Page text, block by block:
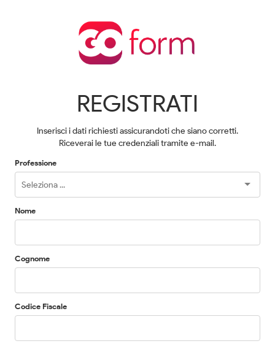
REGISTRATI
Inserisci i dati richiesti assicurandoti che siano corretti.
Riceverai le tue credenziali tramite e-mail.
Professione
Nome
Cognome
Codice Fiscale